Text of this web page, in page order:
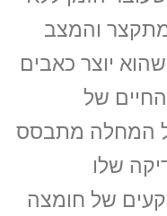
התקשרו
והמצב
יוצר כאבים
של
המחלה מתבסס
שלו
של חומצה